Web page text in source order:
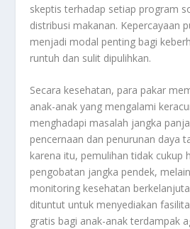
skeptis terhadap setiap program
distribusi makanan. Kepercayaan
menjadi modal penting bagi
runtuh dan sulit dipulihkan.
Secara kesehatan, para pakar
anak-anak yang mengalami
menghadapi masalah jangka
pencernaan dan penurunan daya
karena itu, pemulihan tidak cukup
pengobatan jangka pendek,
monitoring kesehatan
dituntut untuk menyediakan
gratis bagi anak-anak terdampak